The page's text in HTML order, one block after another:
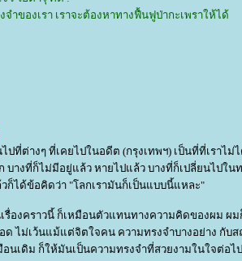
จำของเรา เราจะต้องหาทางฟื้นฟูป่ากะเพราให้ได้
ปที่ต่างๆ ที่เคยไปในอดีต (กรุงเทพฯ) เป็นที่ที่เราไ
บางที่ก็ไม่มีอยู่แล้ว หายไปแล้ว บางที่ก็เปลี่ยนไปใ
ก็ได้ข้อคิดว่า "โลกเรามันก็เป็นแบบนี้แหละ"
รื่องคราวนี้ ก็เหมือนตัวแทนทางความคิดของผม ผ
ด ไม่เว้นแม้แต่จิตใจคน ความทรงจำบางอย่าง กับ
นเดิม ก็ให้มันเป็นความทรงจำที่สวยงามในใจต่อไ